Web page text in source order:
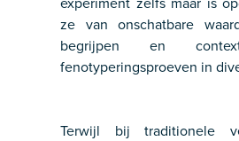
ze van onschatbare
begrijpen en
fenotyperingsproeven in
Terwijl bij traditionele